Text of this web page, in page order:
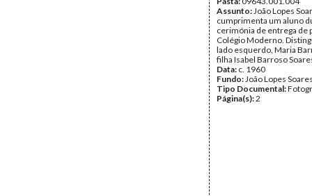
Assunto:João Lopes
cumprimenta um aluno
cerimónia de entrega de
Colégio Moderno.
lado esquerdo, Maria
filha Isabel Barroso
Data: c. 1960
Fundo:João Lopes
Tipo Documental:
Página(s):2